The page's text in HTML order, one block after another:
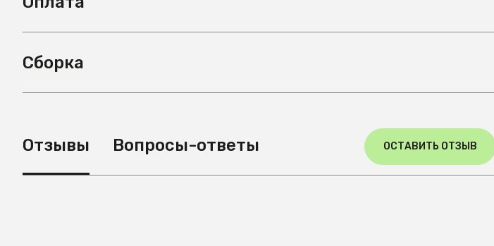
Сборка
Отзывы Вопросы-ответы ОСТАВИТЬ ОТЗЫВ